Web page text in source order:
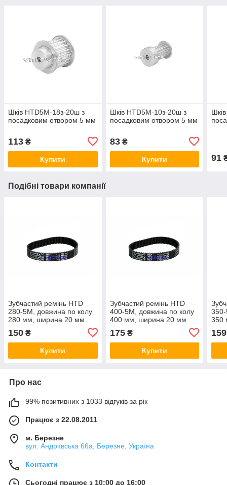
Шків HTD5M-18з-20ш з
посадковим отвором 5 мм
113 ₴
Купити
Шків HTD5M-10з-20ш з
посадковим отвором 5 мм
83₴
Купити 91
Подібні товари компанії
Зубчастий ремінь HTD
280-5M, довжина по колу
280 мм, ширина 20 мм
150 ₴
Купити
Зубчастий ремінь HTD
400-5M, довжина по колу
400 мм, ширина 20 мм
175₴
Купити
350
159
Про нас
99% позитивних з 1033 відгуків за рік
Працює з 22.08.2011
м. Березне
вул. Андріївська 66а, Березне, Україна
Контакти
Сьогодні працює з 10:00 до 16:00